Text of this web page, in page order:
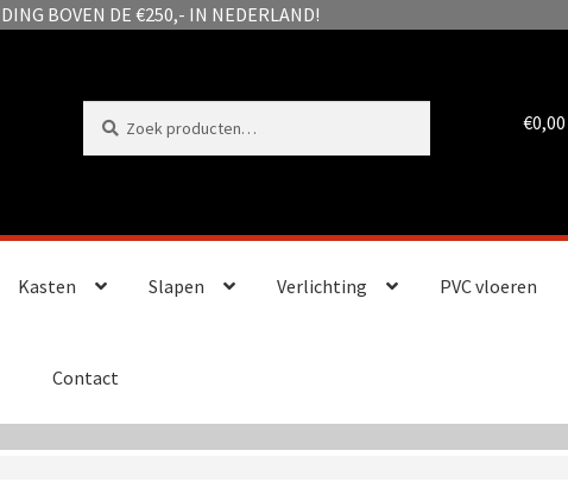
BOVEN DE €250,- IN NEDERLAND!
naar:
Zoeken
Kasten Slapen Verlichting PVC vloeren
Contact
€0,00